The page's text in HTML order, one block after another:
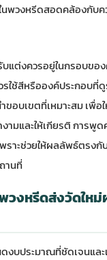
นพวงหรีดสอดคล้องกับ
แต่งควรอยู่ในกรอบขอ
ใช้สีหรือองค์ประกอบที่ดู
ขอบเขตที่เหมาะสม เพื่
ามและให้เกียรติ การพู
าะช่วยให้ผลลัพธ์ตรงกั
านที่
งหรีดส่งวัดใหม่
บประมาณที่ชัดเจนและ